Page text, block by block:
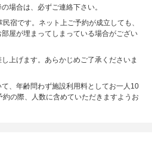
場合は、必ずご連絡下さい。
宿です。ネット上ご予約が成立しても、
屋が埋まってしまっている場合がござい
上げます。あらかじめご了承くださいま
、年齢問わず施設利用料としてお一人10
の際、人数に含めていただきますようお